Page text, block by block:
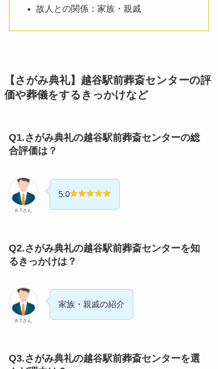
故人との関係：家族・親戚
【さがみ典礼】越谷駅前葬斎センターの評
価や葬儀をするきっかけなど
Q1.さがみ典礼の越谷駅前葬斎センターの総
合評価は？
A.Tさん
5.0
Q2.さがみ典礼の越谷駅前葬斎センターを知
るきっかけは？
A.Tさん
家族・親戚の紹介
Q3.さがみ典礼の越谷駅前葬斎センターを選